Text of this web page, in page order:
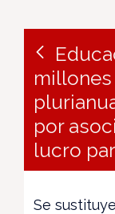
por
lucro
Se